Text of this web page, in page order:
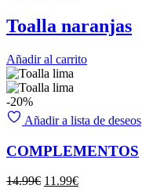
original
era:
es:
Toalla naranjas
Añadir al carrito
-20%
Añadir a lista de deseos
COMPLEMENTOS
14.99€ El
11.99€El